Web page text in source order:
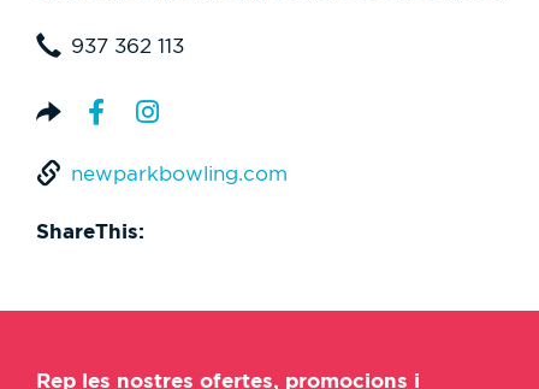
937 362 113
newparkbowling.com
ShareThis:
Rep les nostres ofertes, promocions i